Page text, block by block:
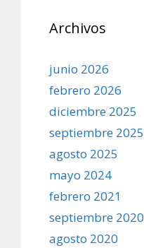
Archivos
junio 2026
febrero 2026
diciembre 2025
septiembre 2025
agosto 2025
mayo 2024
febrero 2021
septiembre 2020
agosto 2020